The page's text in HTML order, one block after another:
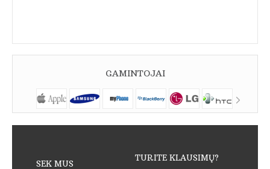
GAMINTOJAI
SEK MUS
TURITE KLAUSIMŲ?